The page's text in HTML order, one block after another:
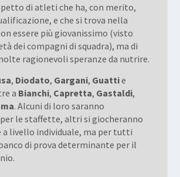
di atleti che ha, con merito,
e che si trova nella
essere più giovanissimo (visto
dei compagni di squadra), ma di
ragionevoli speranze da nutrire.
, Diodato, Gargani, Guattie
a Bianchi, Capretta, Gastaldi,
. Alcuni di loro saranno
le staffette, altri si giocheranno
livello individuale, ma per tutti
di prova determinante per il